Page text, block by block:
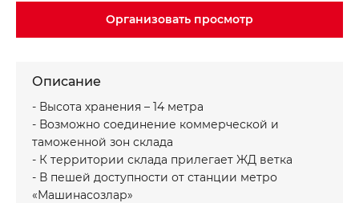
Организовать просмотр
Описание
- Высота хранения – 14 метра
- Возможно соединение коммерческой и
таможенной зон склада
- К территории склада прилегает ЖД ветка
- В пешей доступности от станции метро
«Машинасозлар»
* *